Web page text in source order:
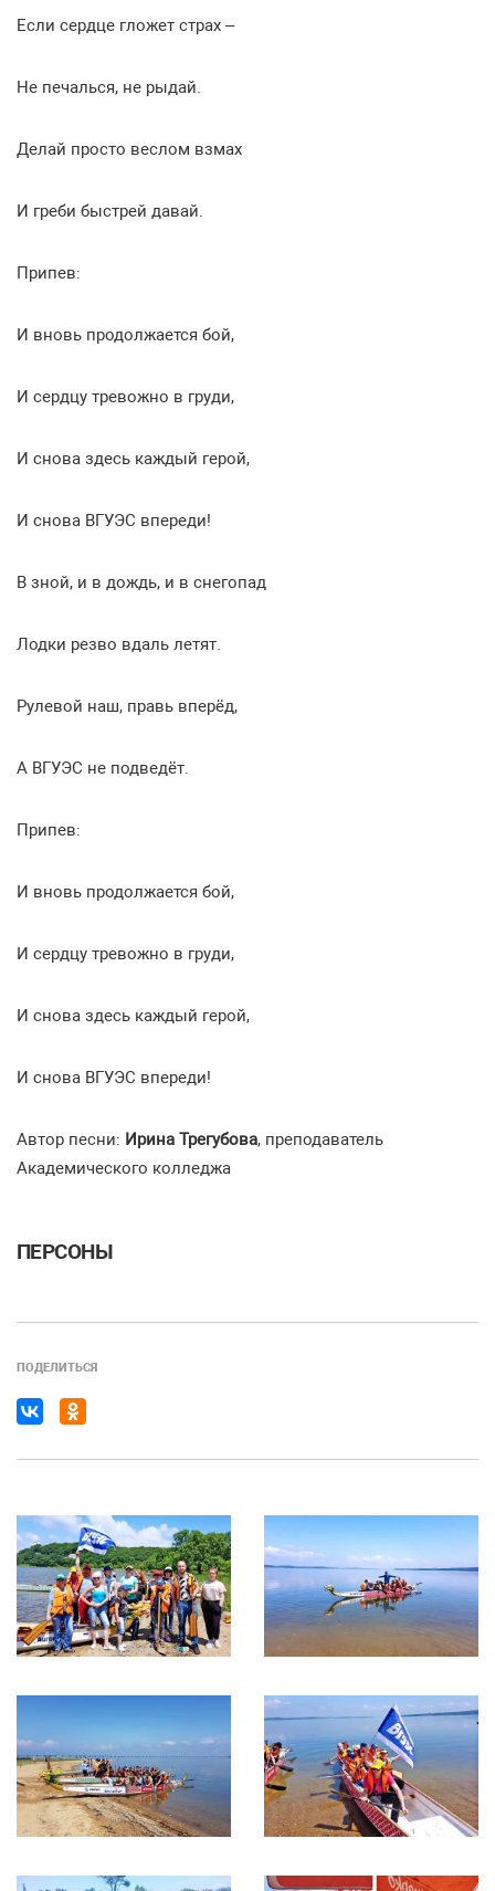
Если сердце гложет страх –
Не печалься, не рыдай.
Делай просто веслом взмах
И греби быстрей давай.
Припев:
И вновь продолжается бой,
И сердцу тревожно в груди,
И снова здесь каждый герой,
И снова ВГУЭС впереди!
В зной, и в дождь, и в снегопад
Лодки резво вдаль летят.
Рулевой наш, правь вперёд,
А ВГУЭС не подведёт.
Припев:
И вновь продолжается бой,
И сердцу тревожно в груди,
И снова здесь каждый герой,
И снова ВГУЭС впереди!
Автор песни: Ирина Трегубова, преподаватель
Академического колледжа
ПЕРСОНЫ
ПОДЕЛИТЬСЯ